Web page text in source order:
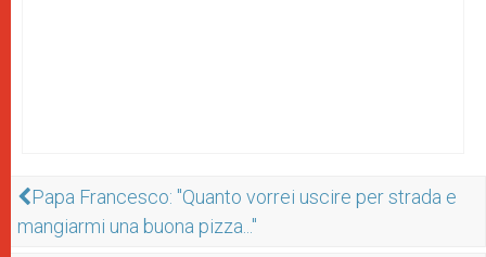
Papa Francesco: "Quanto vorrei uscire per strada e
mangiarmi una buona pizza..."